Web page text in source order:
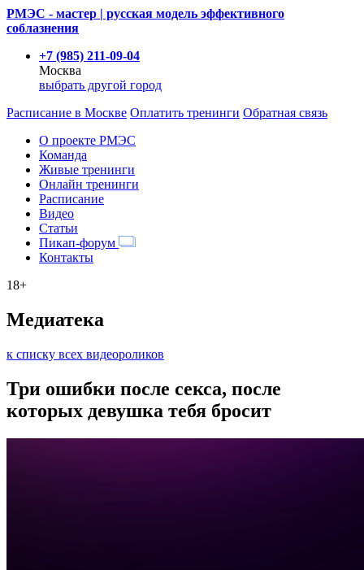
РМЭС - мастер | русская модель эффективного
соблазнения
+7 (985) 211-09-04
Москва
выбрать другой город
Расписание в Москве Оплатить тренинги Обратная связь
О проекте РМЭС
Команда
Живые тренинги
Онлайн тренинги
Расписание
Видео
Статьи
Пикап-форум
Контакты
18+
Медиатека
к списку всех видеороликов
Три ошибки после секса, после
которых девушка тебя бросит